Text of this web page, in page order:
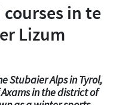
in te
Lizum
Stubaier Alps in Tyrol,
in the district of